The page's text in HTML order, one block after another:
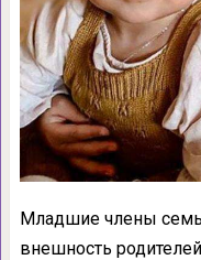
Младшие члены
внешность